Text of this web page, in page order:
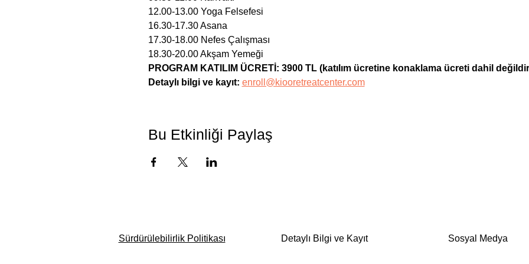
12.00-13.00 Yoga Felsefesi
16.30-17.30 Asana
17.30-18.00 Nefes Çalışması
18.30-20.00 Akşam Yemeği
PROGRAM KATILIM ÜCRETİ: 3900 TL (katılım ücretine konaklama ücreti dahil
Detaylı bilgi ve kayıt: enroll@kiooretreatcenter.com
Bu Etkinliği Paylaş
Sürdürülebilirlik Politikası Detaylı Bilgi ve Kayıt Sosyal Medya